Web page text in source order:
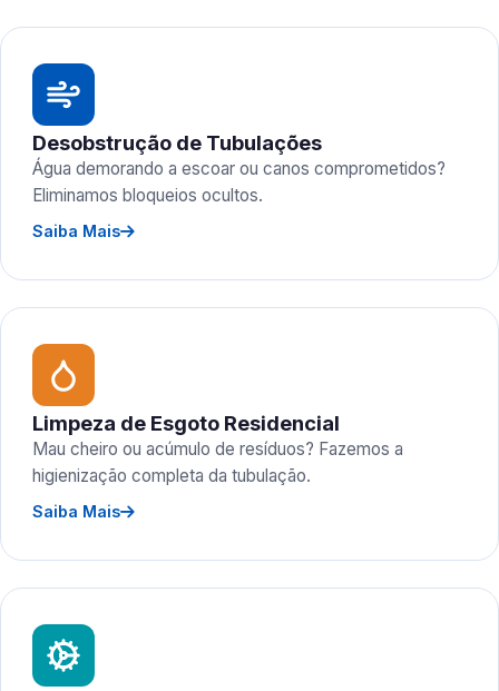
Desobstrução de Tubulações
Água demorando a escoar ou canos comprometidos?
Eliminamos bloqueios ocultos.
Saiba Mais
Limpeza de Esgoto Residencial
Mau cheiro ou acúmulo de resíduos? Fazemos a
higienização completa da tubulação.
Saiba Mais